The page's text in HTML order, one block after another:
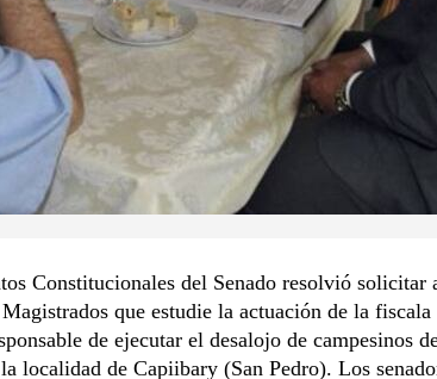
Constitucionales del Senado resolvió solicitar
que estudie la actuación de la
de ejecutar el desalojo de campesinos
localidad de Capiibary (San Pedro). Los